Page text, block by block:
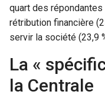
quart des
rétribution financière
servir la société (23,9
La «
la Centrale